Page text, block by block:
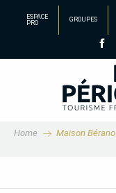
principal
ESPACE
PRO
GROUPES
Home Maison Bérano